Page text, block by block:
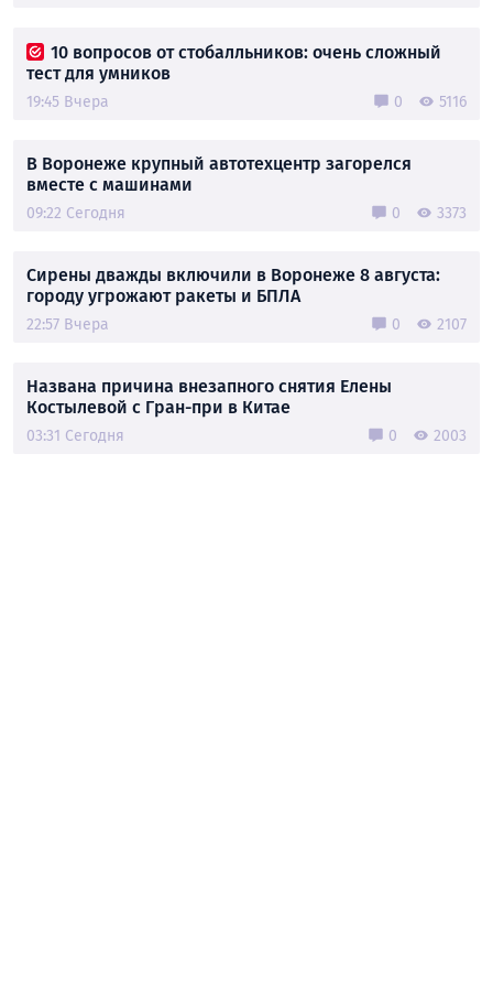
10 вопросов от стобалльников: очень сложный
тест для умников
19:45 Вчера 0 5116
В Воронеже крупный автотехцентр загорелся
вместе с машинами
09:22 Сегодня 0 3373
Сирены дважды включили в Воронеже 8 августа:
городу угрожают ракеты и БПЛА
22:57 Вчера 0 2107
Названа причина внезапного снятия Елены
Костылевой с Гран-при в Китае
03:31 Сегодня 0 2003